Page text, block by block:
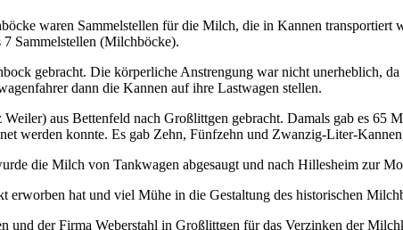
Die Milchböcke waren Sammelstellen für die
7 Sammelstellen (Milchböcke).
gebracht. Die körperliche Anstrengung war nicht unerheblich,
dann die Kannen auf ihre Lastwagen stellen.
aus Bettenfeld nach Großlittgen gebracht. Damals gab es 65
werden konnte. Es gab Zehn, Fünfzehn und Zwanzig-Liter-
die Milch von Tankwagen abgesaugt und nach Hillesheim zur
hat und viel Mühe in die Gestaltung des historischen
der Firma Weberstahl in Großlittgen für das Verzinken der